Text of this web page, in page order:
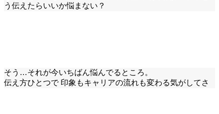
う伝えたらいいか悩まない？
そう…それが今いちばん悩んでるところ。
伝え方ひとつで 印象もキャリアの流れも変わる気がしてさ